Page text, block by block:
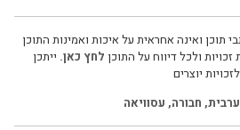
ואינה אחראית על איכות ואמינות התוכן
ולכל דיווח על התוכן לחץ כאן. ייתכן
יוצרים
, חבורה, עסוויאה